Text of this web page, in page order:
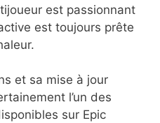
est passionnant
est toujours prête
et sa mise à jour
l’un des
sur Epic